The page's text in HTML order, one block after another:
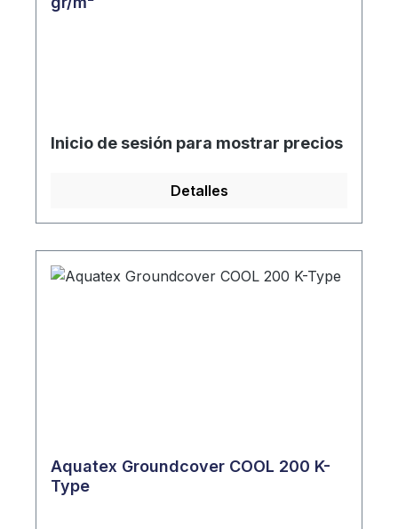
Inicio de sesión para mostrar precios
Detalles
Aquatex Groundcover COOL 200 K-
Type